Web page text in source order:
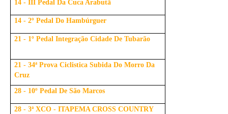
14 - III Pedal Da Cuca Arabutã
14 - 2º Pedal Do Hambúrguer
21 - 1º Pedal Integração Cidade De Tubarão
21 - 34ª Prova Ciclistica Subida Do Morro Da
Cruz
28 - 10º Pedal De São Marcos
28 - 3ª XCO - ITAPEMA CROSS COUNTRY